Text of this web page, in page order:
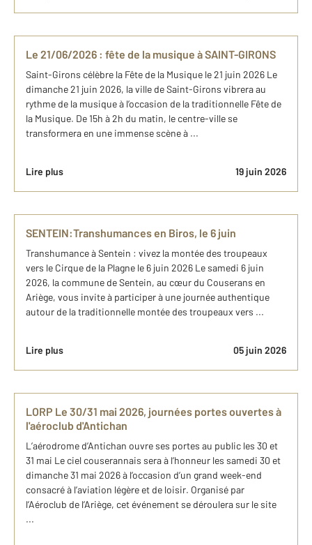
Le 21/06/2026 : fête de la musique à SAINT-GIRONS
Saint-Girons célèbre la Fête de la Musique le 21 juin 2026 Le
dimanche 21 juin 2026, la ville de Saint-Girons vibrera au
rythme de la musique à l’occasion de la traditionnelle Fête de
la Musique. De 15h à 2h du matin, le centre-ville se
transformera en une immense scène à ...
Lire plus 19 juin 2026
SENTEIN:Transhumances en Biros, le 6 juin
Transhumance à Sentein : vivez la montée des troupeaux
vers le Cirque de la Plagne le 6 juin 2026 Le samedi 6 juin
2026, la commune de Sentein, au cœur du Couserans en
Ariège, vous invite à participer à une journée authentique
autour de la traditionnelle montée des troupeaux vers ...
Lire plus 05 juin 2026
LORP Le 30/31 mai 2026, journées portes ouvertes à
l'aéroclub d'Antichan
L’aérodrome d’Antichan ouvre ses portes au public les 30 et
31 mai Le ciel couserannais sera à l’honneur les samedi 30 et
dimanche 31 mai 2026 à l’occasion d’un grand week-end
consacré à l’aviation légère et de loisir. Organisé par
l’Aéroclub de l’Ariège, cet événement se déroulera sur le site
...